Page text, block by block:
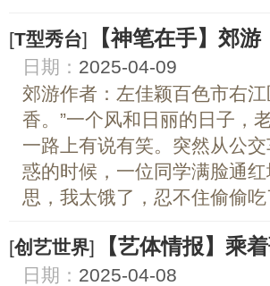
[T型秀台] 【神笔在手】郊游
日期： 2025-04-09
郊游作者：左佳颖百色市右
香。”一个风和日丽的日子，
一路上有说有笑。突然从公
惑的时候，一位同学满脸通
思，我太饿了，忍不住偷偷
[创艺世界] 【艺体情报】乘
日期： 2025-04-08